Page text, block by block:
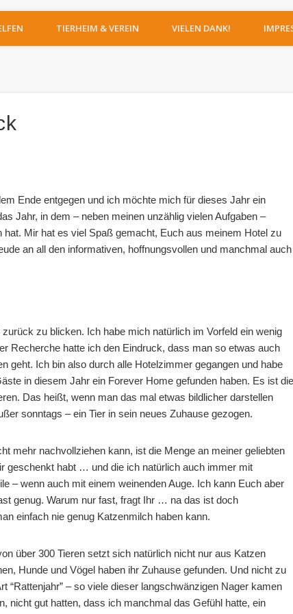
TIERHEIM & VEREIN VIELEN DANK!
Ende entgegen und ich möchte mich für dieses Jahr ein
Jahr, in dem – neben meinen unzählig vielen Aufgaben –
hat. Mir hat es viel Spaß gemacht, Euch aus meinem Hotel zu
an all den informativen, hoffnungsvollen und manchmal auch
zu blicken. Ich habe mich natürlich im Vorfeld ein wenig
Recherche hatte ich den Eindruck, dass man so etwas auch
geht. Ich bin also durch alle Hotelzimmer gegangen und habe
in diesem Jahr ein Forever Home gefunden haben. Es ist die
Das heißt, wenn man das mal etwas bildlicher darstellen
sonntags – ein Tier in sein neues Zuhause gezogen.
mehr nachvollziehen kann, ist die Menge an meiner geliebten
geschenkt habt … und die ich natürlich auch immer mit
– wenn auch mit einem weinenden Auge. Ich kann Euch aber
genug. Warum nur fast, fragt Ihr … na das ist doch
einfach nie genug Katzenmilch haben kann.
über 300 Tieren setzt sich natürlich nicht nur aus Katzen
Hunde und Vögel haben ihr Zuhause gefunden. Und nicht zu
“Rattenjahr” – so viele dieser langschwänzigen Nager kamen
nicht gut hatten, dass ich manchmal das Gefühl hatte, ein